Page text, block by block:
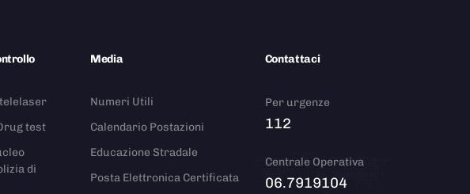
test
di
Media
Numeri Utili
Calendario Postazioni
Educazione Stradale
Posta Elettronica Certificata
Contattaci
Per urgenze
112
Centrale Operativa
06.7919104